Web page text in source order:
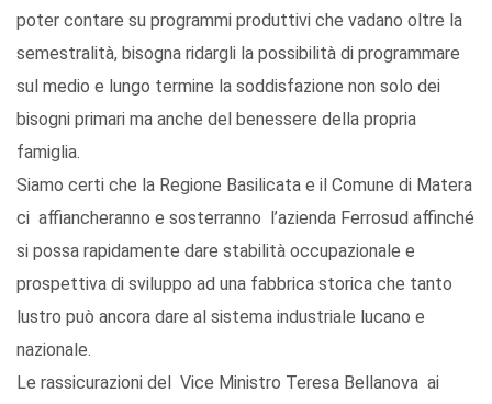
poter contare su programmi produttivi che vadano oltre la
semestralità, bisogna ridargli la possibilità di programmare
sul medio e lungo termine la soddisfazione non solo dei
bisogni primari ma anche del benessere della propria
famiglia.
Siamo certi che la Regione Basilicata e il Comune di Matera
ci affiancheranno e sosterranno l’azienda Ferrosud affinché
si possa rapidamente dare stabilità occupazionale e
prospettiva di sviluppo ad una fabbrica storica che tanto
lustro può ancora dare al sistema industriale lucano e
nazionale.
Le rassicurazioni del Vice Ministro Teresa Bellanova ai